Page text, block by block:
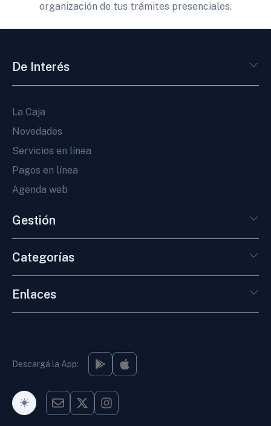
organización de tus trámites presenciales.
De Interés
La Caja
Novedades
Servicios en línea
Pagos en línea
Agenda web
Gestión
Categorías
Enlaces
Descargá la App:
Modo Oscuro